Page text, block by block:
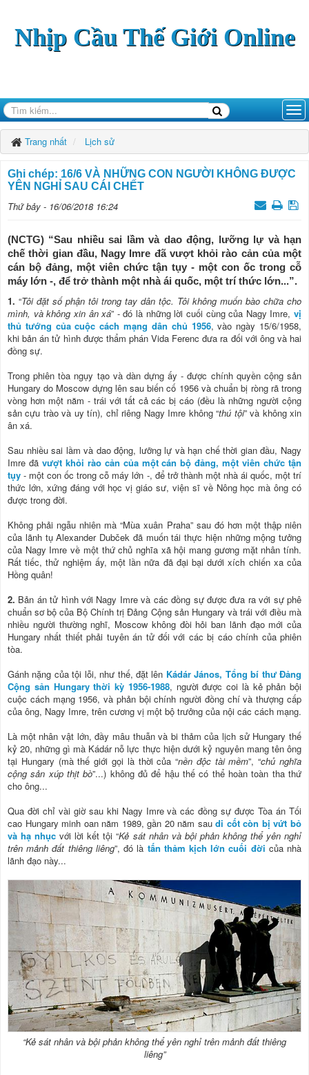
Nhịp Cầu Thế Giới Online
Trang nhất Lịch sử
Ghi chép: 16/6 VÀ NHỮNG CON NGƯỜI KHÔNG ĐƯỢC
YÊN NGHỈ SAU CÁI CHẾT
Thứ bảy - 16/06/2018 16:24
(NCTG) “Sau nhiều sai lầm và dao động, lưỡng lự và hạn
chế thời gian đầu, Nagy Imre đã vượt khỏi rào cản của một
cán bộ đảng, một viên chức tận tụy - một con ốc trong cỗ
máy lớn -, để trở thành một nhà ái quốc, một trí thức lớn...”.
1. “Tôi đặt số phận tôi trong tay dân tộc. Tôi không muốn bào chữa cho
mình, và không xin ân xá” - đó là những lời cuối cùng của Nagy Imre, vị
thủ tướng của cuộc cách mạng dân chủ 1956, vào ngày 15/6/1958,
khi bản án tử hình được thẩm phán Vida Ferenc đưa ra đối với ông và hai
đồng sự.
Trong phiên tòa ngụy tạo và dàn dựng ấy - được chính quyền cộng sản
Hungary do Moscow dựng lên sau biến cố 1956 và chuẩn bị ròng rã trong
vòng hơn một năm - trái với tất cả các bị cáo (đều là những người cộng
sản cựu trào và uy tín), chỉ riêng Nagy Imre không “thú tội” và không xin
ân xá.
Sau nhiều sai lầm và dao động, lưỡng lự và hạn chế thời gian đầu, Nagy
Imre đã vượt khỏi rào cản của một cán bộ đảng, một viên chức tận
tụy - một con ốc trong cỗ máy lớn -, để trở thành một nhà ái quốc, một trí
thức lớn, xứng đáng với học vị giáo sư, viện sĩ về Nông học mà ông có
được trong đời.
Không phải ngẫu nhiên mà “Mùa xuân Praha” sau đó hơn một thập niên
của lãnh tụ Alexander Dubček đã muốn tái thực hiện những mộng tưởng
của Nagy Imre về một thứ chủ nghĩa xã hội mang gương mặt nhân tính.
Rất tiếc, thử nghiệm ấy, một lần nữa đã đại bại dưới xích chiến xa của
Hồng quân!
2. Bản án tử hình với Nagy Imre và các đồng sự được đưa ra với sự phê
chuẩn sơ bộ của Bộ Chính trị Đảng Cộng sản Hungary và trái với điều mà
nhiều người thường nghĩ, Moscow không đòi hỏi ban lãnh đạo mới của
Hungary nhất thiết phải tuyên án tử đối với các bị cáo chính của phiên
tòa.
Gánh nặng của tội lỗi, như thế, đặt lên Kádár János, Tổng bí thư Đảng
Cộng sản Hungary thời kỳ 1956-1988, người được coi là kẻ phản bội
cuộc cách mạng 1956, và phản bội chính người đồng chí và thượng cấp
của ông, Nagy Imre, trên cương vị một bộ trưởng của nội các cách mạng.
Là một nhân vật lớn, đầy mâu thuẫn và bi thảm của lịch sử Hungary thế
kỷ 20, những gì mà Kádár nỗ lực thực hiện dưới kỷ nguyên mang tên ông
tại Hungary (mà thế giới gọi là thời của “nền độc tài mềm”, “chủ nghĩa
cộng sản xúp thịt bò”...) không đủ để hậu thế có thể hoàn toàn tha thứ
cho ông...
Qua đời chỉ vài giờ sau khi Nagy Imre và các đồng sự được Tòa án Tối
cao Hungary minh oan năm 1989, gần 20 năm saudi cốt còn bị vứt bỏ
và hạ nhục với lời kết tội “Kẻ sát nhân và bội phản không thể yên nghỉ
trên mảnh đất thiêng liêng”, đó là tấn thảm kịch lớn cuối đời của nhà
lãnh đạo này...
“Kẻ sát nhân và bội phản không thể yên nghỉ trên mảnh đất thiêng
liêng”